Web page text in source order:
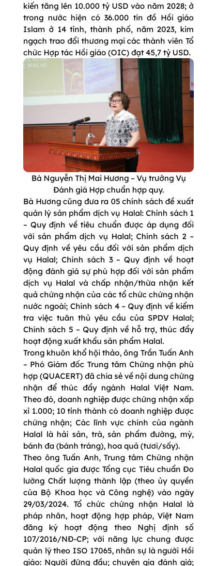
kiến tăng lên 10.000 tỷ USD vào năm 2028; ở
trong nước hiện có 36.000 tín đồ Hồi giáo
Islam ở 14 tỉnh, thành phố, năm 2023, kim
ngạch trao đổi thương mại các thành viên Tổ
chức Hợp tác Hồi giáo (OIC) đạt 45,7 tỷ USD.
Bà Nguyễn Thị Mai Hương – Vụ trưởng Vụ
Đánh giá Hợp chuẩn hợp quy.
Bà Hương cũng đưa ra 05 chính sách đề xuất
quản lý sản phẩm dịch vụ Halal: Chính sách 1
– Quy định về tiêu chuẩn được áp dụng đối
với sản phẩm dịch vụ Halal; Chính sách 2 –
Quy định về yêu cầu đối với sản phẩm dịch
vụ Halal; Chính sách 3 – Quy định về hoạt
động đánh giá sự phù hợp đối với sản phẩm
dịch vụ Halal và chấp nhận/thừa nhận kết
quả chứng nhận của các tổ chức chứng nhận
nước ngoài; Chính sách 4 – Quy định về kiểm
tra việc tuân thủ yêu cầu của SPDV Halal;
Chính sách 5 – Quy định về hỗ trợ, thúc đẩy
hoạt động xuất khẩu sản phẩm Halal.
Trong khuôn khổ hội thảo, ông Trần Tuấn Anh
– Phó Giám đốc Trung tâm Chứng nhận phù
hợp (QUACERT) đã chia sẻ về nội dung chứng
nhận để thúc đẩy ngành Halal Việt Nam.
Theo đó, doanh nghiệp được chứng nhận xấp
xỉ 1.000; 10 tỉnh thành có doanh nghiệp được
chứng nhận; Các lĩnh vực chính của ngành
Halal là hải sản, trà, sản phẩm đường, mỳ,
bánh đa (bánh tráng), hoa quả (tươi/sấy).
Theo ông Tuấn Anh, Trung tâm Chứng nhận
Halal quốc gia được Tổng cục Tiêu chuẩn Đo
lường Chất lượng thành lập (theo ủy quyền
của Bộ Khoa học và Công nghệ) vào ngày
29/03/2024. Tổ chức chứng nhận Halal là
pháp nhân, hoạt động hợp pháp, Việt Nam
đăng ký hoạt động theo Nghị định số
107/2016/NĐ-CP; với năng lực chung được
quản lý theo ISO 17065, nhân sự là người Hồi
giáo: Người đứng đầu; chuyên gia đánh giá;